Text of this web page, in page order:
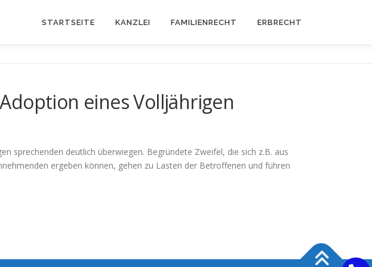
STARTSEITE KANZLEI FAMILIENRECHT ERBRECHT
eines Volljährigen
sprechenden deutlich überwiegen. Begründete Zweifel, die sich z.B. aus
ergeben können, gehen zu Lasten der Betroffenen und führen